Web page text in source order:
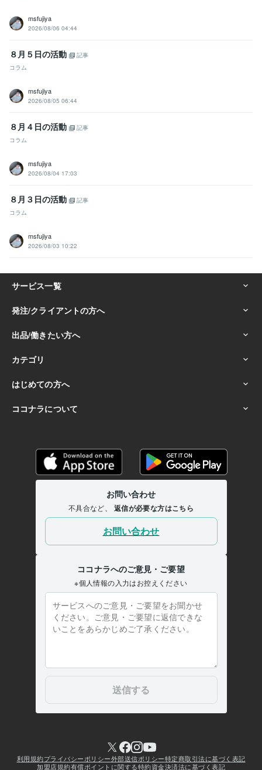
msfujiya
2026/08/06 04:44
８月５日の活動
記事
コラム
msfujiya
2026/08/05 06:44
８月４日の活動
記事
コラム
msfujiya
2026/08/04 17:03
８月３日の活動
記事
コラム
msfujiya
2026/08/03 10:22